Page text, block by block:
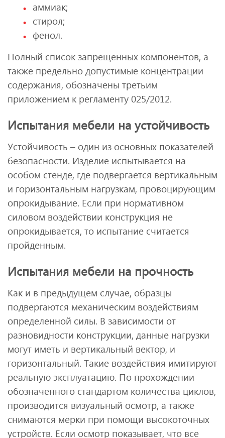
аммиак;
стирол;
фенол.
Полный список запрещенных компонентов, а
также предельно допустимые концентрации
содержания, обозначены третьим
приложением к регламенту 025/2012.
Испытания мебели на устойчивость
Устойчивость – один из основных показателей
безопасности. Изделие испытывается на
особом стенде, где подвергается вертикальным
и горизонтальным нагрузкам, провоцирующим
опрокидывание. Если при нормативном
силовом воздействии конструкция не
опрокидывается, то испытание считается
пройденным.
Испытания мебели на прочность
Как и в предыдущем случае, образцы
подвергаются механическим воздействиям
определенной силы. В зависимости от
разновидности конструкции, данные нагрузки
могут иметь и вертикальный вектор, и
горизонтальный. Такие воздействия имитируют
реальную эксплуатацию. По прохождении
обозначенного стандартом количества циклов,
производится визуальный осмотр, а также
снимаются мерки при помощи высокоточных
устройств. Если осмотр показывает, что все